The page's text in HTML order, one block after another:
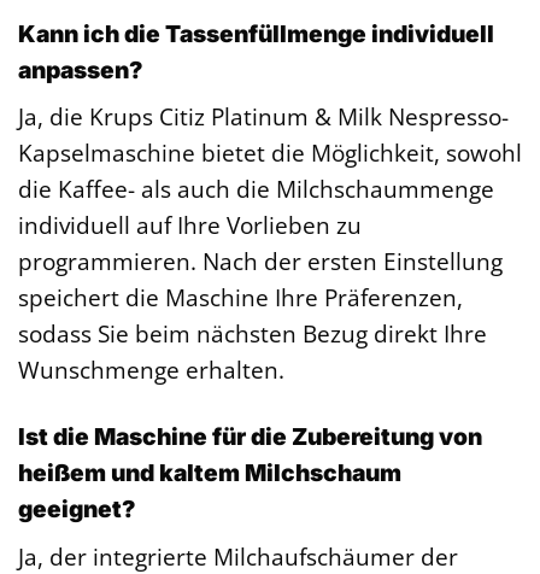
Kann ich die Tassenfüllmenge individuell
anpassen?
Ja, die Krups Citiz Platinum & Milk Nespresso-
Kapselmaschine bietet die Möglichkeit, sowohl
die Kaffee- als auch die Milchschaummenge
individuell auf Ihre Vorlieben zu
programmieren. Nach der ersten Einstellung
speichert die Maschine Ihre Präferenzen,
sodass Sie beim nächsten Bezug direkt Ihre
Wunschmenge erhalten.
Ist die Maschine für die Zubereitung von
heißem und kaltem Milchschaum
geeignet?
Ja, der integrierte Milchaufschäumer der